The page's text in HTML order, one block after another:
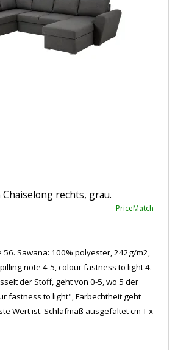
rechts, grau.
PriceMatch
56. Sawana: 100% polyester, 242g/m2,
note 4-5, colour fastness to light 4.
der Stoff, geht von 0-5, wo 5 der
fastness to light", Farbechtheit geht
Wert ist. Schlafmaß ausgefaltet cm T x